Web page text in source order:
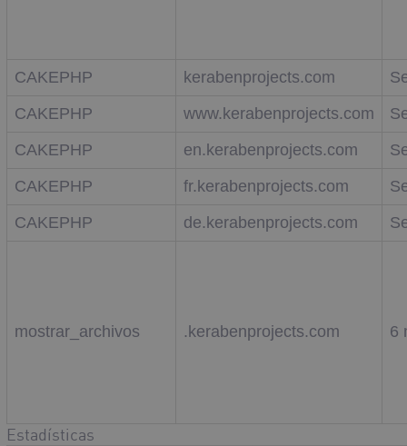
CAKEPHP kerabenprojects.com
CAKEPHP
www.kerabenprojects.com
CAKEPHP
en.kerabenprojects.com
CAKEPHP
fr.kerabenprojects.com
CAKEPHP
de.kerabenprojects.com
mostrar_archivos .kerabenprojects.com 6
Estadísticas